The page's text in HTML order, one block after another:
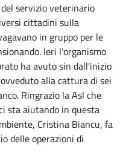
servizio veterinario
cittadini sulla
in gruppo per le
Ieri l'organismo
ha avuto sin dall'inizio
alla cattura di sei
Ringrazio la Asl che
sta aiutando in questa
Cristina Biancu, fa
delle operazioni di